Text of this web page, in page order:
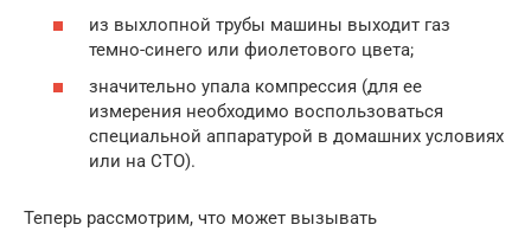
из выхлопной трубы машины выходит газ
темно-синего или фиолетового цвета;
значительно упала компрессия (для ее
измерения необходимо воспользоваться
специальной аппаратурой в домашних условиях
или на СТО).
Теперь рассмотрим, что может вызывать